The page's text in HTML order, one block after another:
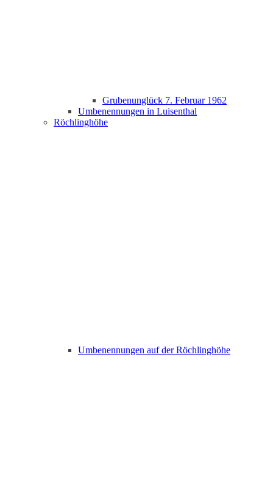
Grubenunglück 7. Februar 1962
Umbenennungen in Luisenthal
Röchlinghöhe
Umbenennungen auf der Röchlinghöhe